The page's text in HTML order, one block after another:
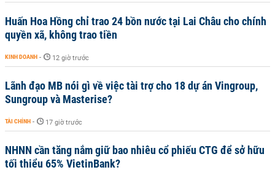
Huấn Hoa Hồng chỉ trao 24 bồn nước tại Lai Châu cho chính
quyền xã, không trao tiền
KINH DOANH - 12 giờ trước
Lãnh đạo MB nói gì về việc tài trợ cho 18 dự án Vingroup,
Sungroup và Masterise?
TÀI CHÍNH - 17 giờ trước
NHNN cần tăng nắm giữ bao nhiêu cổ phiếu CTG để sở hữu
tối thiểu 65% VietinBank?